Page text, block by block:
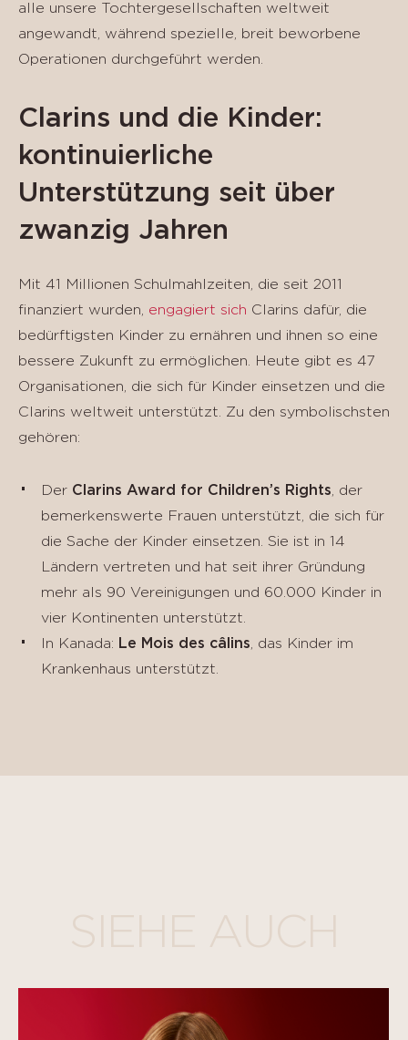
alle unsere Tochtergesellschaften weltweit
angewandt, während spezielle, breit beworbene
Operationen durchgeführt werden.
Clarins und die Kinder:
kontinuierliche
Unterstützung seit über
zwanzig Jahren
Mit 41 Millionen Schulmahlzeiten, die seit 2011
finanziert wurden, engagiert sich Clarins dafür, die
bedürftigsten Kinder zu ernähren und ihnen so eine
bessere Zukunft zu ermöglichen. Heute gibt es 47
Organisationen, die sich für Kinder einsetzen und die
Clarins weltweit unterstützt. Zu den symbolischsten
gehören:
Der Clarins Award for Children’s Rights , der
bemerkenswerte Frauen unterstützt, die sich für
die Sache der Kinder einsetzen. Sie ist in 14
Ländern vertreten und hat seit ihrer Gründung
mehr als 90 Vereinigungen und 60.000 Kinder in
vier Kontinenten unterstützt.
In Kanada: Le Mois des câlins , das Kinder im
Krankenhaus unterstützt.